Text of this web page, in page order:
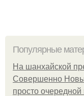
Популярные
На шанхайской
Совершенно
просто